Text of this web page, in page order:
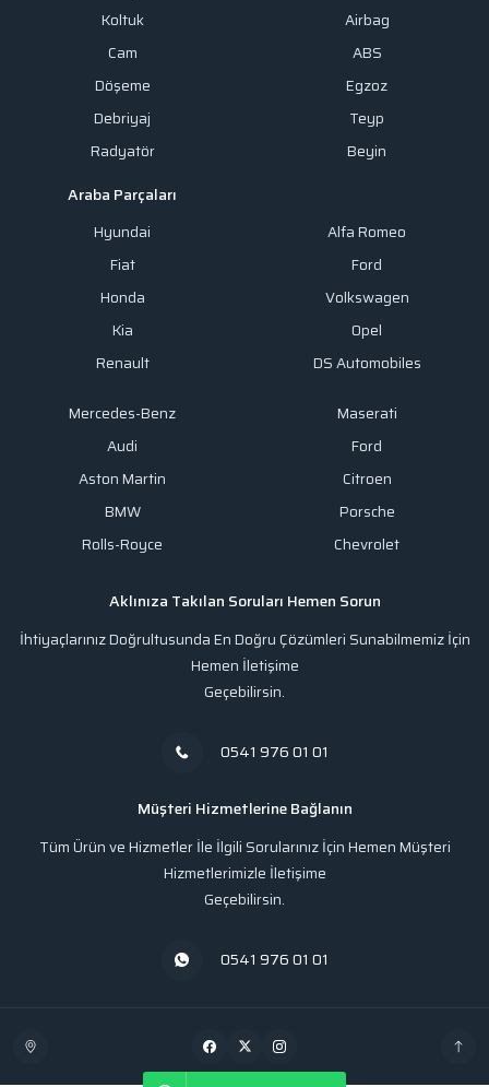
Koltuk
Cam
Döşeme
Debriyaj
Radyatör
Airbag
ABS
Egzoz
Teyp
Beyin
Araba Parçaları
Hyundai
Fiat
Honda
Kia
Renault
Alfa Romeo
Ford
Volkswagen
Opel
DS Automobiles
Mercedes-Benz
Audi
Aston Martin
BMW
Rolls-Royce
Maserati
Ford
Citroen
Porsche
Chevrolet
Aklınıza Takılan Soruları Hemen Sorun
İhtiyaçlarınız Doğrultusunda En Doğru Çözümleri Sunabilmemiz İçin
Hemen İletişime
Geçebilirsin.
0541 976 01 01
Müşteri Hizmetlerine Bağlanın
Tüm Ürün ve Hizmetler İle İlgili Sorularınız İçin Hemen Müşteri
Hizmetlerimizle İletişime
Geçebilirsin.
0541 976 01 01